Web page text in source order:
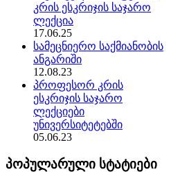
კრის ესკრიჯის საჯარო
ლექცია
17.06.25
სამეცნიერო საქმიანობის
ანგარიში
12.08.23
პროფესორ კრის
ესკრიჯის საჯარო
ლექციები
უნივერსიტეტებში
05.06.23
პოპულარული სტატიები